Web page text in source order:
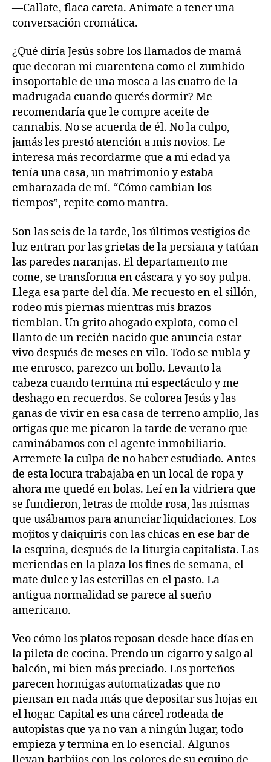
—Callate, flaca careta. Animate a tener una
conversación cromática.
¿Qué diría Jesús sobre los llamados de mamá
que decoran mi cuarentena como el zumbido
insoportable de una mosca a las cuatro de la
madrugada cuando querés dormir? Me
recomendaría que le compre aceite de
cannabis. No se acuerda de él. No la culpo,
jamás les prestó atención a mis novios. Le
interesa más recordarme que a mi edad ya
tenía una casa, un matrimonio y estaba
embarazada de mí. “Cómo cambian los
tiempos”, repite como mantra.
Son las seis de la tarde, los últimos vestigios de
luz entran por las grietas de la persiana y tatúan
las paredes naranjas. El departamento me
come, se transforma en cáscara y yo soy pulpa.
Llega esa parte del día. Me recuesto en el sillón,
rodeo mis piernas mientras mis brazos
tiemblan. Un grito ahogado explota, como el
llanto de un recién nacido que anuncia estar
vivo después de meses en vilo. Todo se nubla y
me enrosco, parezco un bollo. Levanto la
cabeza cuando termina mi espectáculo y me
deshago en recuerdos. Se colorea Jesús y las
ganas de vivir en esa casa de terreno amplio, las
ortigas que me picaron la tarde de verano que
caminábamos con el agente inmobiliario.
Arremete la culpa de no haber estudiado. Antes
de esta locura trabajaba en un local de ropa y
ahora me quedé en bolas. Leí en la vidriera que
se fundieron, letras de molde rosa, las mismas
que usábamos para anunciar liquidaciones. Los
mojitos y daiquiris con las chicas en ese bar de
la esquina, después de la liturgia capitalista. Las
meriendas en la plaza los fines de semana, el
mate dulce y las esterillas en el pasto. La
antigua normalidad se parece al sueño
americano.
Veo cómo los platos reposan desde hace días en
la pileta de cocina. Prendo un cigarro y salgo al
balcón, mi bien más preciado. Los porteños
parecen hormigas automatizadas que no
piensan en nada más que depositar sus hojas en
el hogar. Capital es una cárcel rodeada de
autopistas que ya no van a ningún lugar, todo
empieza y termina en lo esencial. Algunos